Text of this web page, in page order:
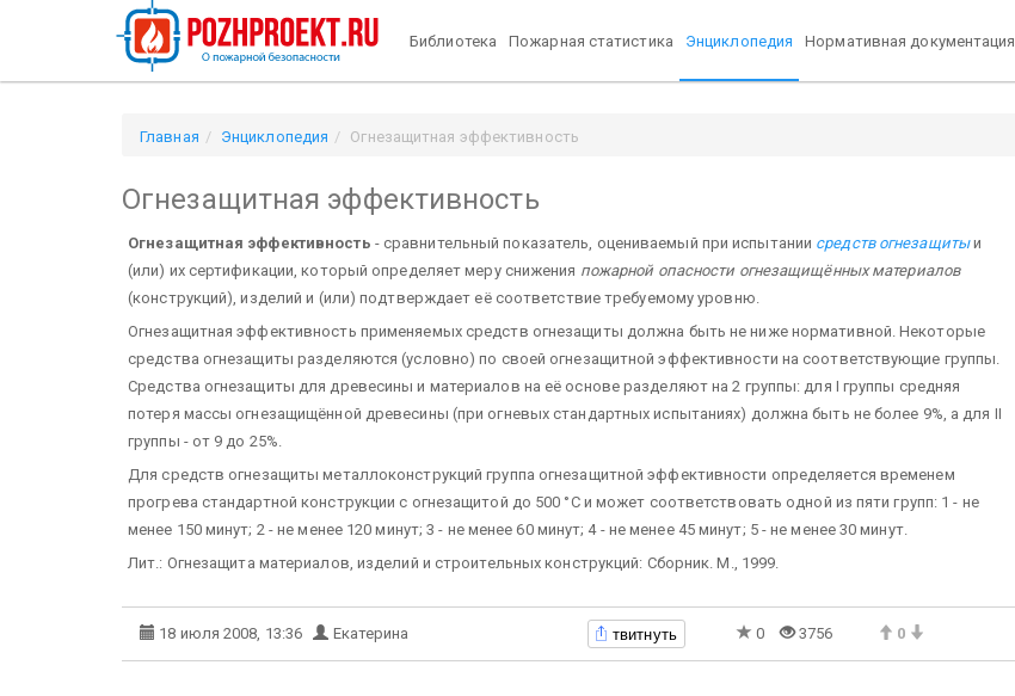
Библиотека Пожарная статистика Энциклопедия Нормативная документация
Главная Энциклопедия Огнезащитная эффективность
Огнезащитная эффективность
Огнезащитная эффективность - сравнительный показатель, оцениваемый при ис­пытании средств огнезащитыи
(или) их сертификации, который определяет меру снижения пожарной опасности огнезащищённых материалов
(конструкций), изделий и (или) подтверждает её соответствие требуемому уровню.
Огнезащитная эффективность применяемых средств огнезащиты должна быть не ниже нормативной. Некоторые
средства огнеза­щиты разделяются (условно) по своей огнезащитной эффективности на соответствующие группы.
Средства огнезащиты для дре­весины и материалов на её основе разделяют на 2 группы: для I группы средняя
потеря массы огнезащищённой древесины (при огневых стандартных испытаниях) должна быть не более 9%, а для II
группы - от 9 до 25%.
Для средств огнезащиты металлоконструкций группа огнезащитной эффективности определяется временем
прогрева стандарт­ной конструкции с огнезащитой до 500 °С и может соответствовать одной из пяти групп: 1 - не
менее 150 минут; 2 - не менее 120 минут; 3 - не менее 60 минут; 4 - не менее 45 минут; 5 - не менее 30 минут.
Лит.: Огнезащита материалов, изделий и строительных конструкций: Сборник. М., 1999.
18 июля 2008, 13:36 Екатерина твитнуть 0 3756 0